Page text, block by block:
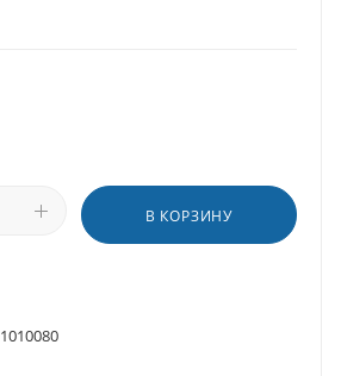
В КОРЗИНУ
1010080